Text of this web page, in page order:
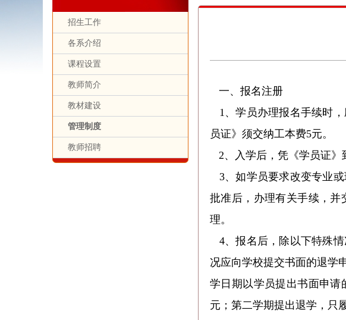
招生工作
各系介绍
课程设置
教师简介
教材建设
管理制度
教师招聘
一、报名注册
1、学员办理报名手续时
员证》须交纳工本费5元。
2、入学后，凭《学员证》
3、如学员要求改变专业
批准后，办理有关手续，并
理。
4、报名后，除以下特殊
况应向学校提交书面的退学
学日期以学员提出书面申请
元；第二学期提出退学，只